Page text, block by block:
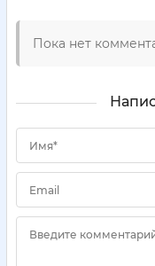
Пока нет
Имя*
Email
Введите